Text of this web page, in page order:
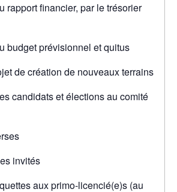
rapport financier, par le trésorier
budget prévisionnel et quitus
de création de nouveaux terrains
candidats et élections au comité
invités
aux primo-licencié(e)s (au